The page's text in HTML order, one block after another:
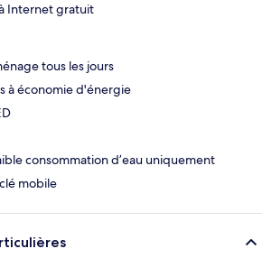
Internet gratuit
tous les jours
à économie d'énergie
consommation d’eau uniquement
mobile